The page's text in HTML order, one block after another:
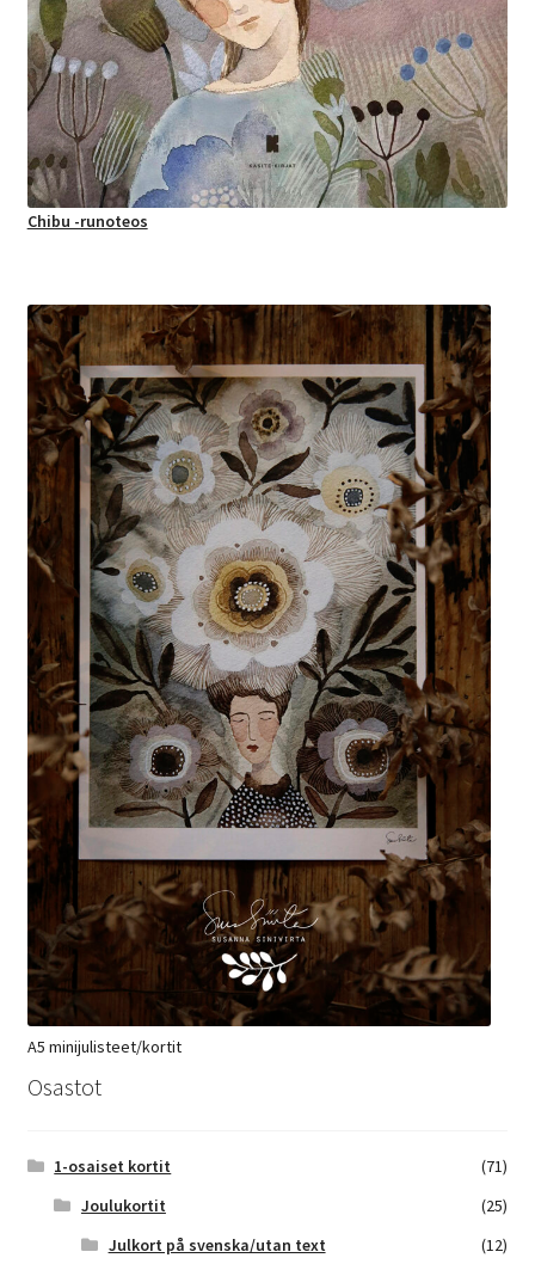
Chibu -runoteos
A5 minijulisteet/kortit
Osastot
1-osaiset kortit
(71)
Joulukortit
(25)
Julkort på svenska/utan text
(12)